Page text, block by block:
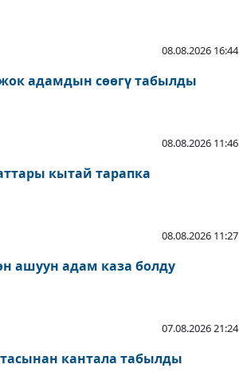
08.08.2026 16:44
адамдын сөөгү табылды
08.08.2026 11:46
кытай тарапка
08.08.2026 11:27
ашуун адам каза болду
07.08.2026 21:24
кантала табылды